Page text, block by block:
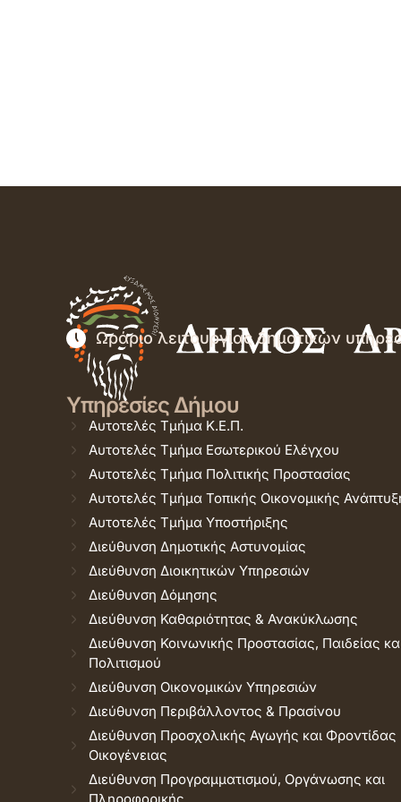
Ωράριο λειτουργίας δημοτικών
Υπηρεσίες Δήμου
Αυτοτελές Τμήμα Κ.Ε.Π.
Αυτοτελές Τμήμα Εσωτερικού Ελέγχου
Αυτοτελές Τμήμα Πολιτικής Προστασίας
Αυτοτελές Τμήμα Τοπικής Οικονομικής
Αυτοτελές Τμήμα Υποστήριξης
Διεύθυνση Δημοτικής Αστυνομίας
Διεύθυνση Διοικητικών Υπηρεσιών
Διεύθυνση Δόμησης
Διεύθυνση Καθαριότητας & Ανακύκλωσης
Διεύθυνση Κοινωνικής Προστασίας, Παιδείας
Πολιτισμού
Διεύθυνση Οικονομικών Υπηρεσιών
Διεύθυνση Περιβάλλοντος & Πρασίνου
Διεύθυνση Προσχολικής Αγωγής και Φροντίδας
Οικογένειας
Διεύθυνση Προγραμματισμού, Οργάνωσης και